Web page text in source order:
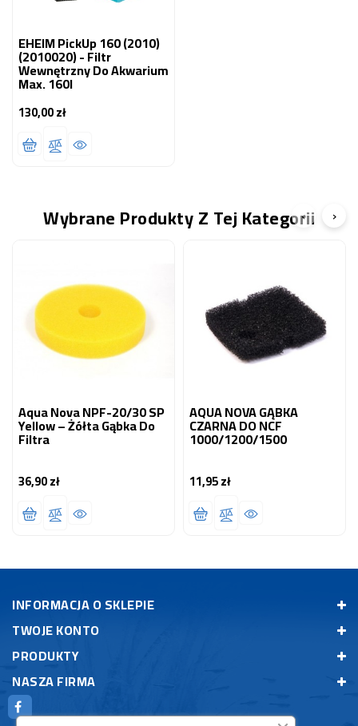
EHEIM PickUp 160 (2010)
(2010020) - Filtr
Wewnętrzny Do Akwarium
Max. 160l
130,00 złCena
Wybrane Produkty Z Tej Kategorii
Aqua Nova NPF-20/30 SP
Yellow – Żółta Gąbka Do
Filtra
36,90 złCena
AQUA NOVA GĄBKA
CZARNA DO NCF
1000/1200/1500
11,95 złCena
‹ ›
INFORMACJA O SKLEPIE
TWOJE KONTO
PRODUKTY
NASZA FIRMA